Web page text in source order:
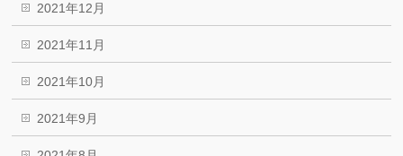
2021年12月
2021年11月
2021年10月
2021年9月